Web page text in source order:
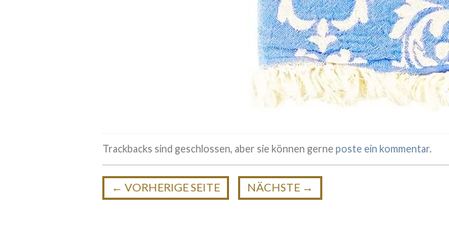
Trackbacks sind geschlossen, aber sie können gerneposte ein kommentar.
← VORHERIGE SEITE NÄCHSTE →